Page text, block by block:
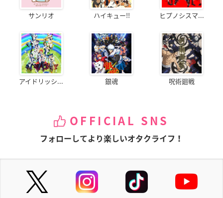
サンリオ ハイキュー!! ヒプノシスマ...
アイドリッシ... 銀魂 呪術廻戦
OFFICIAL SNS
フォローしてより楽しいオタクライフ！